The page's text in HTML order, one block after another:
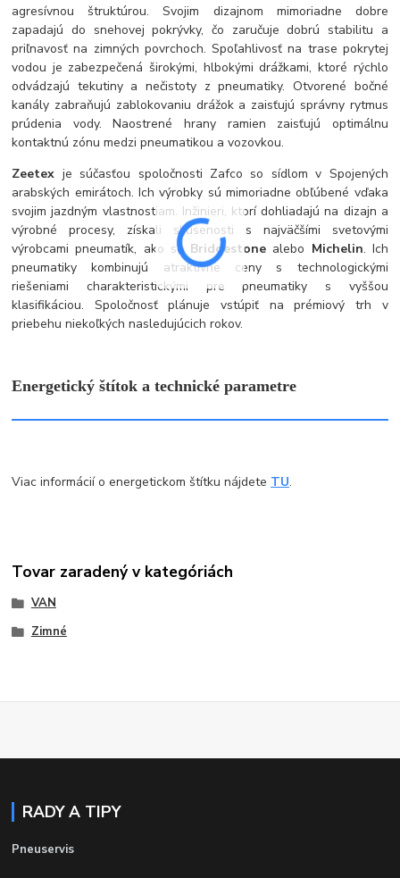
agresívnou štruktúrou. Svojim dizajnom mimoriadne dobre
zapadajú do snehovej pokrývky, čo zaručuje dobrú stabilitu a
priľnavosť na zimných povrchoch. Spoľahlivosť na trase pokrytej
vodou je zabezpečená širokými, hlbokými drážkami, ktoré rýchlo
odvádzajú tekutiny a nečistoty z pneumatiky. Otvorené bočné
kanály zabraňujú zablokovaniu drážok a zaisťujú správny rytmus
prúdenia vody. Naostrené hrany ramien zaisťujú optimálnu
kontaktnú zónu medzi pneumatikou a vozovkou.
Zeetex je súčasťou spoločnosti Zafco so sídlom v Spojených
arabských emirátoch. Ich výrobky sú mimoriadne obľúbené vďaka
svojim jazdným vlastnostiam. Inžinieri, ktorí dohliadajú na dizajn a
výrobné procesy, získali skúsenosti s najväčšími svetovými
výrobcami pneumatík, ako sú Bridgestone alebo Michelin. Ich
pneumatiky kombinujú atraktívne ceny s technologickými
riešeniami charakteristickými pre pneumatiky s vyššou
klasifikáciou. Spoločnosť plánuje vstúpiť na prémiový trh v
priebehu niekoľkých nasledujúcich rokov.
Energetický štítok a technické parametre
Viac informácií o energetickom štítku nájdete TU.
Tovar zaradený v kategóriách
VAN
Zimné
RADY A TIPY
Pneuservis